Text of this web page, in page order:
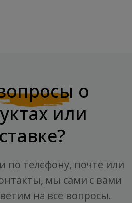
о
или
по телефону, почте или
мы сами с вами
на все вопросы.